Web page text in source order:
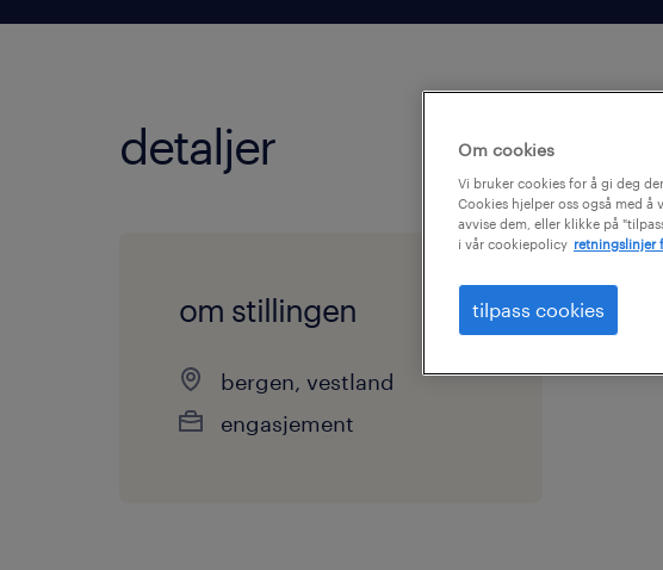
detaljer
om stillingen
bergen, vestland
engasjement
Om cookies
Vi bruker cookies for å gi deg
Cookies hjelper oss også med å
avvise dem, eller klikke på
i vår cookiepolicy retningslinjer
tilpass cookies